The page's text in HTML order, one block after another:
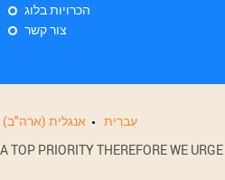
הכרויות בלוג
צור קשר
אנגלית (ארה"ב) עִברִית
PRIORITY THEREFORE WE